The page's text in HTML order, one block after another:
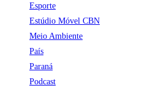
Esporte
Estúdio Móvel CBN
Meio Ambiente
País
Paraná
Podcast